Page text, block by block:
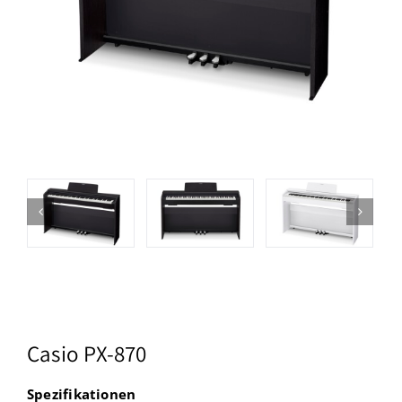
Casio PX-870
Spezifikationen